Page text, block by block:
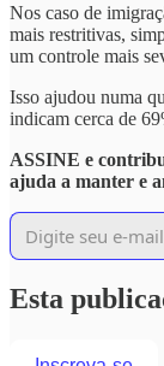
Nos caso de
mais restritivas,
um controle mais
Isso ajudou numa
indicam cerca de
ASSINE e
ajuda a manter e
Esta